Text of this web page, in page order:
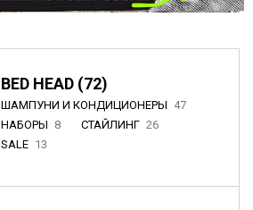
BED HEAD (72)
ШАМПУНИ И КОНДИЦИОНЕРЫ 47
НАБОРЫ 8 СТАЙЛИНГ 26
SALE 13